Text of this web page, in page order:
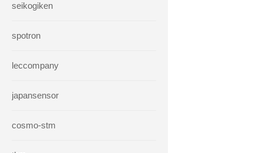
seikogiken
spotron
leccompany
japansensor
cosmo-stm